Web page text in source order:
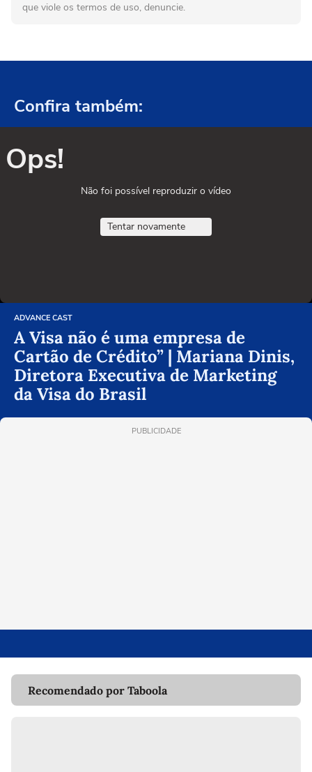
que viole os termos de uso, denuncie.
Confira também:
Ops!
Não foi possível reproduzir o vídeo
Tentar novamente
ADVANCE CAST
A Visa não é uma empresa de
Cartão de Crédito” | Mariana Dinis,
Diretora Executiva de Marketing
da Visa do Brasil
PUBLICIDADE
Recomendado por Taboola